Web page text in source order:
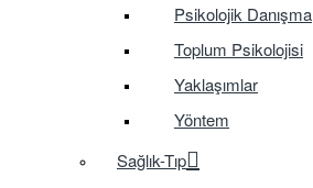
Psikolojik Danışma
Toplum Psikolojisi
Yaklaşımlar
Yöntem
Sağlık-Tıp